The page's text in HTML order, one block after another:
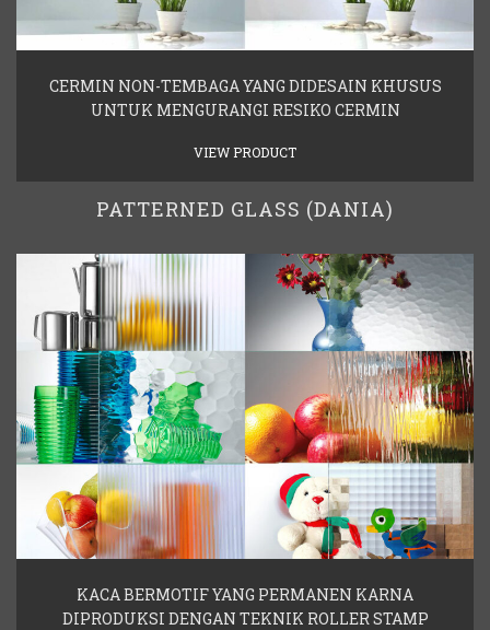
CERMIN NON-TEMBAGA YANG DIDESAIN KHUSUS
UNTUK MENGURANGI RESIKO CERMIN
VIEW PRODUCT
PATTERNED GLASS (DANIA)
KACA BERMOTIF YANG PERMANEN KARNA
DIPRODUKSI DENGAN TEKNIK ROLLER STAMP